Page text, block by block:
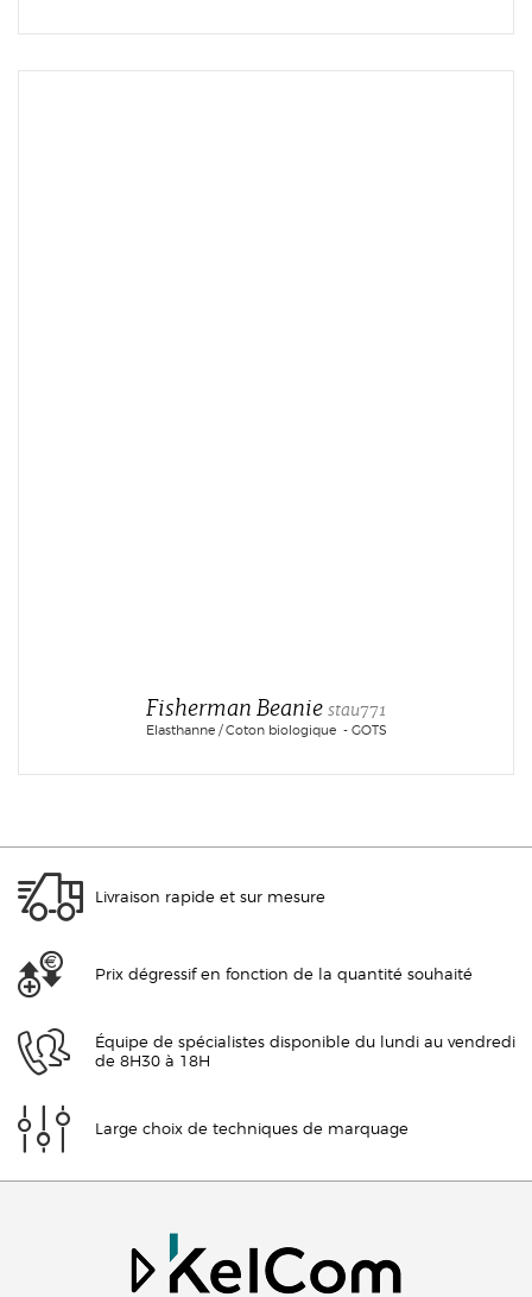
Fisherman Beanie stau771
Elasthanne / Coton biologique - GOTS
Livraison rapide et sur mesure
Prix dégressif en fonction de la quantité souhaité
Équipe de spécialistes disponible du lundi au vendredi
de 8H30 à 18H
Large choix de techniques de marquage